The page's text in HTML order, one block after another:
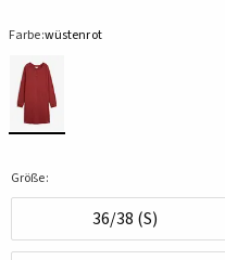
Farbe:wüstenrot
Größe:
36/38 (S)